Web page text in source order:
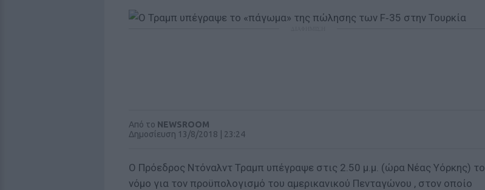
Από το NEWSROOM
Δημοσίευση 13/8/2018 | 23:24
Ο Πρόεδρος Ντόναλντ Τραμπ υπέγραψε στις 2.50 μ.μ. (ώρα Νέας Υόρκης) το
νόμο για τον προϋπολογισμό του αμερικανικού Πενταγώνου , στον οποίο